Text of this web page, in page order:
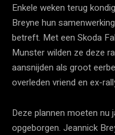
Enkele weken terug
Breyne hun
betreft. Met een Skoda
Munster wilden ze deze
aansnijden als groot
overleden vriend en ex-
Deze plannen moeten nu
opgeborgen. Jeannick